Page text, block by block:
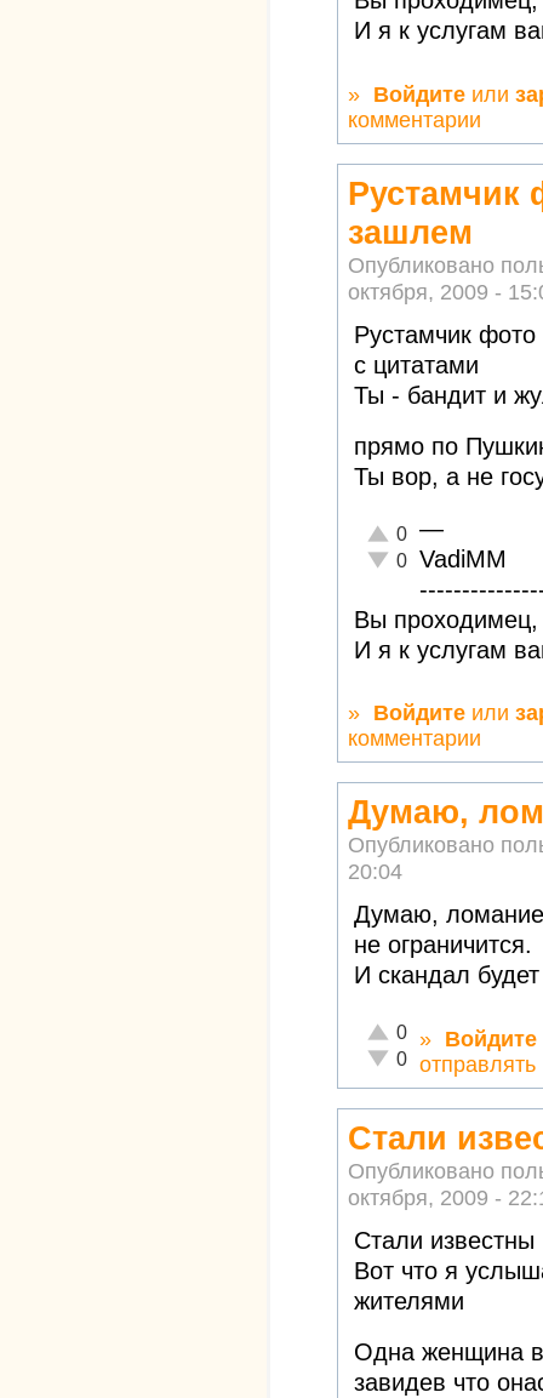
И я к услугам
» Войдите или
комментарии
Рустамчик
зашлем
Опубликовано
октября, 2009 -
Рустамчик
с цитатами
Ты - бандит и
прямо по
Ты вор, а не
Отлично!
0
Неадекватно!
0
—
VadiMM
Вы проходимец,
И я к услугам
» Войдите или
комментарии
Думаю,
Опубликовано
20:04
Думаю,
не ограничится.
И скандал
Отлично!
0
Неадекватно!
0
» Войдите
Стали
Опубликовано
октября, 2009 -
Стали известны
Вот что я
жителями
Одна женщина
завидев что